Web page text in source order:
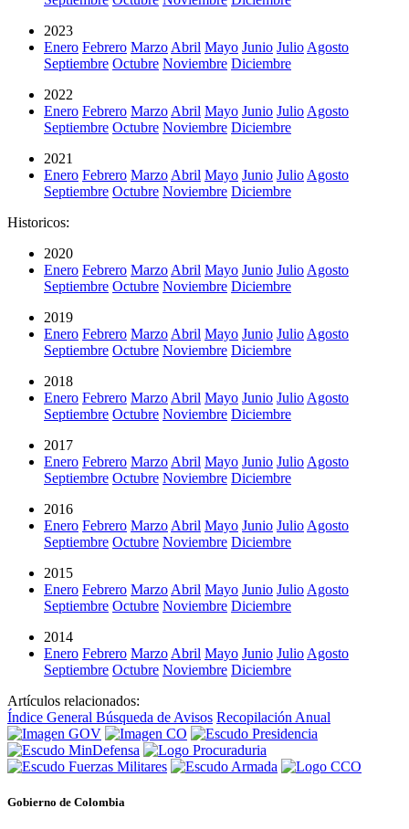
2023
Enero Febrero Marzo Abril Mayo Junio Julio Agosto
Septiembre Octubre Noviembre Diciembre
2022
Enero Febrero Marzo Abril Mayo Junio Julio Agosto
Septiembre Octubre Noviembre Diciembre
2021
Enero Febrero Marzo Abril Mayo Junio Julio Agosto
Septiembre Octubre Noviembre Diciembre
Historicos:
2020
Enero Febrero Marzo Abril Mayo Junio Julio Agosto
Septiembre Octubre Noviembre Diciembre
2019
Enero Febrero Marzo Abril Mayo Junio Julio Agosto
Septiembre Octubre Noviembre Diciembre
2018
Enero Febrero Marzo Abril Mayo Junio Julio Agosto
Septiembre Octubre Noviembre Diciembre
2017
Enero Febrero Marzo Abril Mayo Junio Julio Agosto
Septiembre Octubre Noviembre Diciembre
2016
Enero Febrero Marzo Abril Mayo Junio Julio Agosto
Septiembre Octubre Noviembre Diciembre
2015
Enero Febrero Marzo Abril Mayo Junio Julio Agosto
Septiembre Octubre Noviembre Diciembre
2014
Enero Febrero Marzo Abril Mayo Junio Julio Agosto
Septiembre Octubre Noviembre Diciembre
Artículos relacionados:
Índice General Búsqueda de Avisos Recopilación Anual
Gobierno de Colombia